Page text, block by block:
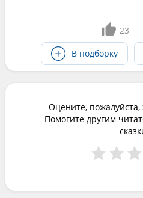
23
В подборку
Оцените, пожалуйста,
Помогите другим